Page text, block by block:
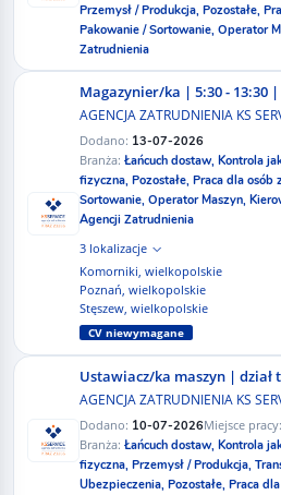
Przemysł / Produkcja, Pozostałe,
Pakowanie / Sortowanie, Operator
Zatrudnienia
Magazynier/ka | 5:30 - 13:30
AGENCJA ZATRUDNIENIA KS
Dodano: 13-07-2026
Branża: Łańcuch dostaw, Kontrola
fizyczna, Pozostałe, Praca dla osób
Sortowanie, Operator Maszyn,
Agencji Zatrudnienia
3 lokalizacje
Komorniki, wielkopolskie
Poznań, wielkopolskie
Stęszew, wielkopolskie
CV niewymagane
Ustawiacz/ka maszyn | dział
AGENCJA ZATRUDNIENIA KS
Dodano: 10-07-2026Miejsce pracy:
Branża: Łańcuch dostaw, Kontrola
fizyczna, Przemysł / Produkcja,
Ubezpieczenia, Pozostałe, Praca